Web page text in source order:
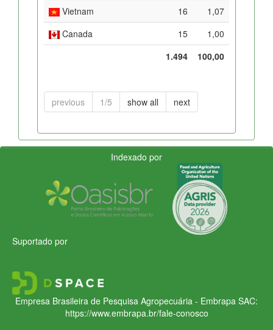
Vietnam 16
1,07
Canada
15
1,00
1.494
100,00
previous 1/5 show all next
Indexado por
Suportado por
Empresa Brasileira de Pesquisa Agropecuária - Embrapa SAC:
https://www.embrapa.br/fale-conosco